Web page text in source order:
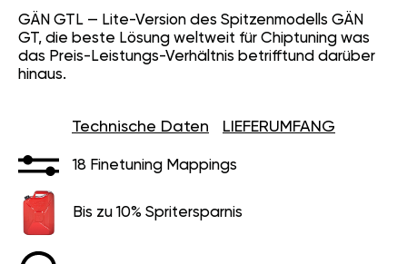
GÄN GTL — Lite-Version des Spitzenmodells GÄN
GT, die beste Lösung weltweit für Chiptuning was
das Preis-Leistungs-Verhältnis betrifftund darüber
hinaus.
Technische Daten LIEFERUMFANG
18 Finetuning Mappings
Bis zu 10% Spritersparnis